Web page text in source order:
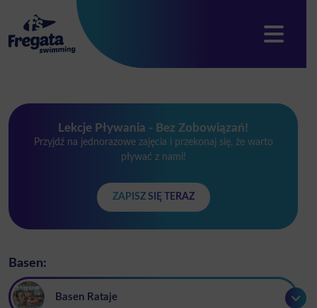
Lekcje Pływania - Bez Zobowiązań!
Przyjdź na jednorazowe zajęcia i przekonaj się, że warto
pływać z nami!
ZAPISZ SIĘ TERAZ
Basen:
Basen Rataje